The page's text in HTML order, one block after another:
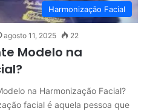
Harmonização Facial
agosto 11, 2025 22
Modelo na
na Harmonização Facial?
facial é aquela pessoa que